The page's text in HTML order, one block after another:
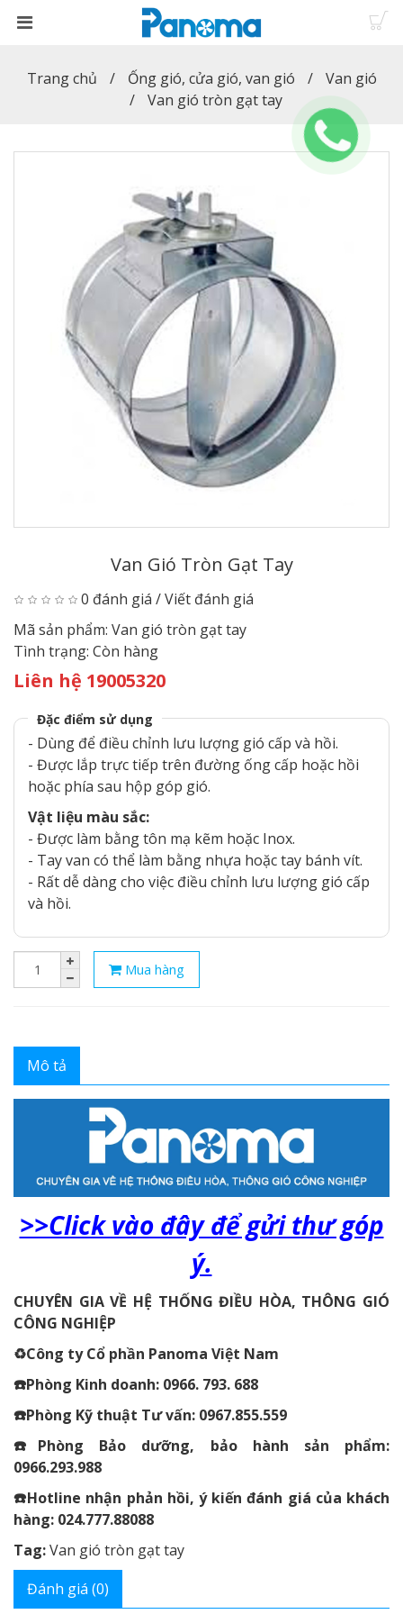
Trang chủ Ống gió, cửa gió, van gió
Van gió
Van gió tròn gạt tay
Van Gió Tròn Gạt Tay
0 đánh giá /Viết đánh giá
Mã sản phẩm: Van gió tròn gạt tay
Tình trạng: Còn hàng
Liên hệ 19005320
Đặc điểm sử dụng
- Dùng để điều chỉnh lưu lượng gió cấp và hồi.
- Được lắp trực tiếp trên đường ống cấp hoặc hồi
hoặc phía sau hộp góp gió.
Vật liệu màu sắc:
- Được làm bằng tôn mạ kẽm hoặc Inox.
- Tay van có thể làm bằng nhựa hoặc tay bánh vít.
- Rất dễ dàng cho việc điều chỉnh lưu lượng gió cấp
và hồi.
Mua hàng
Mô tả
>>Click vào đây để gửi thư góp
ý.
CHUYÊN GIA VỀ HỆ THỐNG ĐIỀU HÒA, THÔNG GIÓ
CÔNG NGHIỆP
♻️Công ty Cổ phần Panoma Việt Nam
☎️Phòng Kinh doanh: 0966. 793. 688
☎️Phòng Kỹ thuật Tư vấn: 0967.855.559
☎️Phòng Bảo dưỡng, bảo hành sản phẩm:
0966.293.988
☎️Hotline nhận phản hồi, ý kiến đánh giá của khách
hàng: 024.777.88088
Tag:Van gió tròn gạt tay
Đánh giá (0)